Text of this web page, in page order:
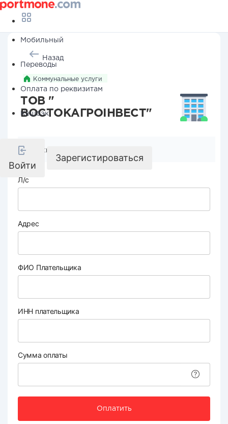
Мобильный
Переводы
Оплата по реквизитам
Кешбэк
Войти
Зарегистироваться
Назад
Коммунальные услуги
ТОВ "
ВОСТОКАГРОІНВЕСТ"
Реквизиты компании
Л/с
Адрес
ФИО Плательщика
ИНН плательщика
Сумма оплаты
Оплатить